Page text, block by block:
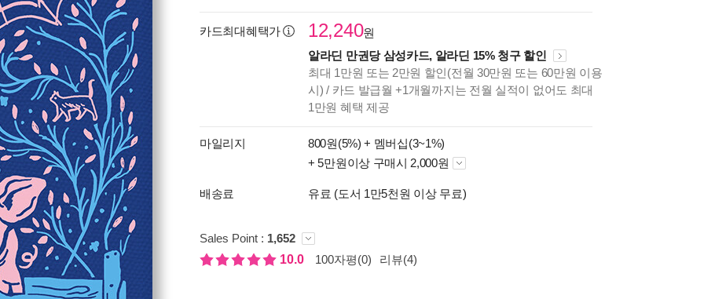
카드최대혜택가 12,240원
알라딘 만권당 삼성카드, 알라딘 15% 청구 할인
최대 1만원 또는 2만원 할인(전월 30만원 또는 60만원 이용
시) / 카드 발급월 +1개월까지는 전월 실적이 없어도 최대
1만원 혜택 제공
마일리지 800원(5%) + 멤버십(3~1%)
+ 5만원이상 구매시 2,000원
배송료 유료 (도서 1만5천원 이상 무료)
Sales Point : 1,652
10.0
100자평(0) 리뷰(4)